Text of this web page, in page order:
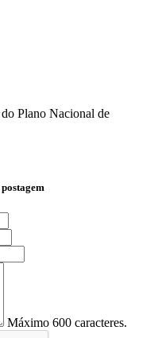
Máximo 600 caracteres.